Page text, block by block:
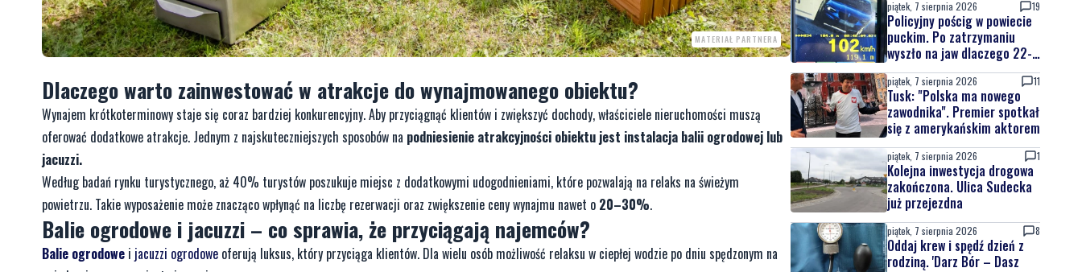
MATERIAŁ PARTNERA
Dlaczego warto zainwestować w atrakcje do wynajmowanego obiektu?
Wynajem krótkoterminowy staje się coraz bardziej konkurencyjny. Aby przyciągnąć klientów i zwiększyć dochody, właściciele nieruchomości muszą
oferować dodatkowe atrakcje. Jednym z najskuteczniejszych sposobów na podniesienie atrakcyjności obiektu jest instalacja balii ogrodowej lub
jacuzzi.
Według badań rynku turystycznego, aż 40% turystów poszukuje miejsc z dodatkowymi udogodnieniami, które pozwalają na relaks na świeżym
powietrzu. Takie wyposażenie może znacząco wpłynąć na liczbę rezerwacji oraz zwiększenie ceny wynajmu nawet o 20–30%.
Balie ogrodowe i jacuzzi – co sprawia, że przyciągają najemców?
Balie ogrodowe i jacuzzi ogrodowe oferują luksus, który przyciąga klientów. Dla wielu osób możliwość relaksu w ciepłej wodzie po dniu spędzonym na
piątek, 7 sierpnia 2026 19
Policyjny pościg w powiecie
puckim. Po zatrzymaniu
wyszło na jaw dlaczego 22-
latek uciekał
piątek, 7 sierpnia 2026 11
Tusk: "Polska ma nowego
zawodnika". Premier spotkał
się z amerykańskim aktorem
piątek, 7 sierpnia 2026 1
Kolejna inwestycja drogowa
zakończona. Ulica Sudecka
już przejezdna
piątek, 7 sierpnia 2026 8
Oddaj krew i spędź dzień z
rodziną. 'Darz Bór – Dasz